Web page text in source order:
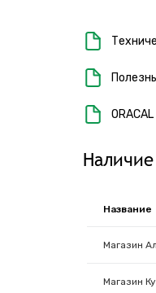
Название
Магазин
Магазин